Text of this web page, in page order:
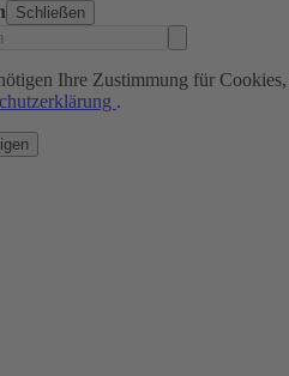
Schließen
Ihre Zustimmung für
.